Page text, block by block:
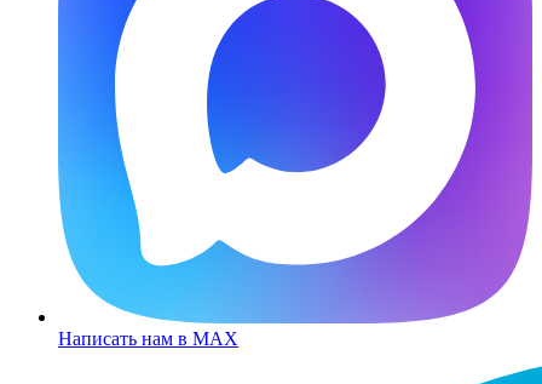
Написать нам в MAX